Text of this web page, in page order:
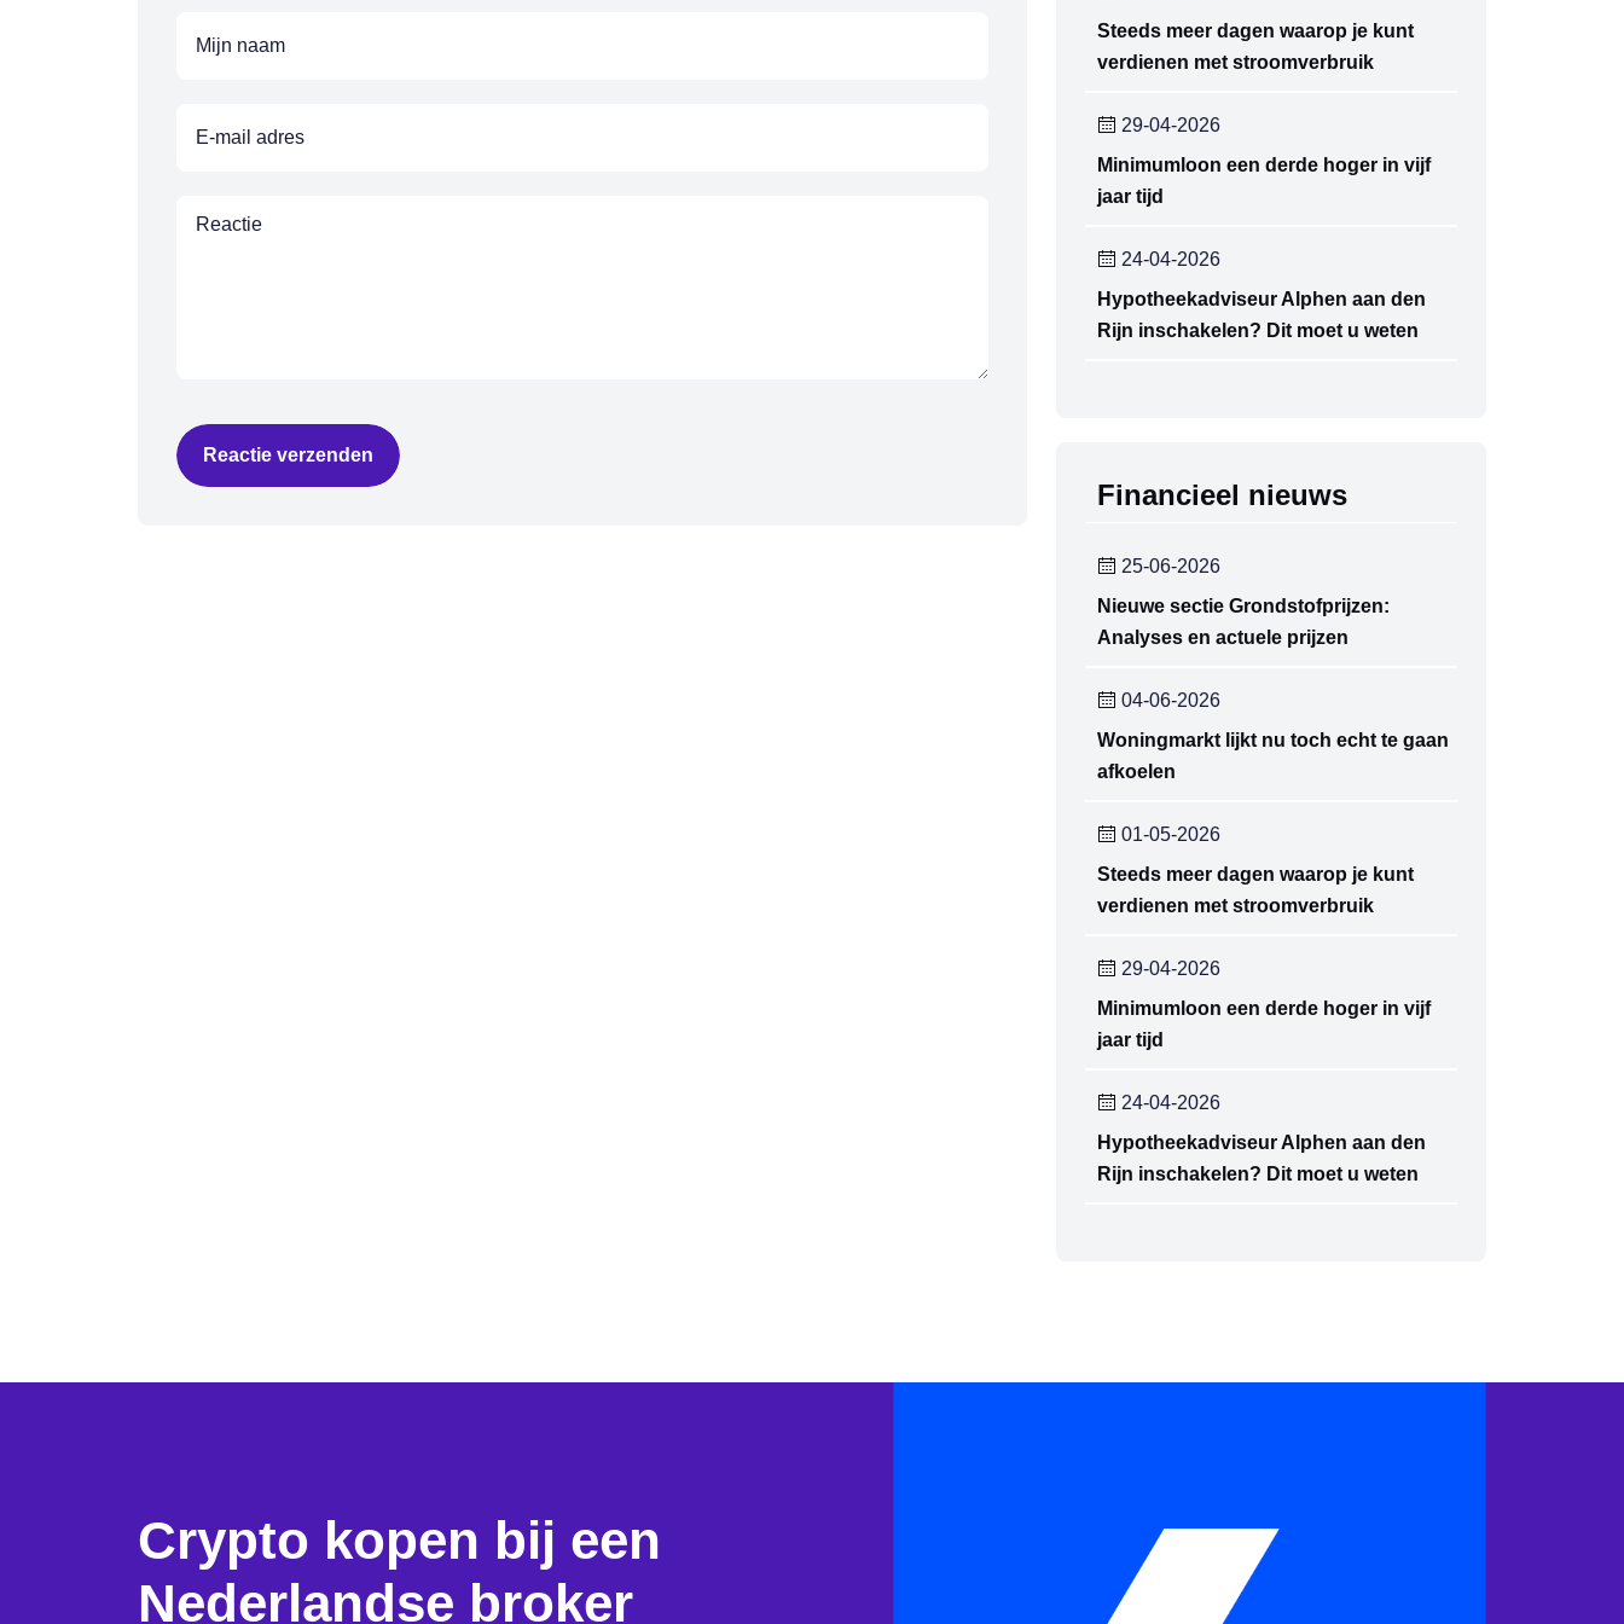
Reactie verzenden
Steeds meer dagen waarop je kunt
verdienen met stroomverbruik
29-04-2026
Minimumloon een derde hoger in vijf
jaar tijd
24-04-2026
Hypotheekadviseur Alphen aan den
Rijn inschakelen? Dit moet u weten
Financieel nieuws
25-06-2026
Nieuwe sectie Grondstofprijzen:
Analyses en actuele prijzen
04-06-2026
Woningmarkt lijkt nu toch echt te gaan
afkoelen
01-05-2026
Steeds meer dagen waarop je kunt
verdienen met stroomverbruik
29-04-2026
Minimumloon een derde hoger in vijf
jaar tijd
24-04-2026
Hypotheekadviseur Alphen aan den
Rijn inschakelen? Dit moet u weten
Crypto kopen bij een
Nederlandse broker